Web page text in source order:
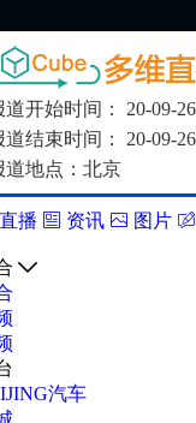
道开始时间：
20-09-
道结束时间：
20-09-
道地点： 北京
直播 资讯 图片
汽车